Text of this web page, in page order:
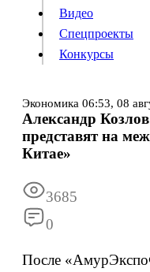
Конкурсы
Информация
Видео
Спецпроекты
Конкурсы
Экономика 06:53, 08
Александр
представят на
Китае»
3685
0
После